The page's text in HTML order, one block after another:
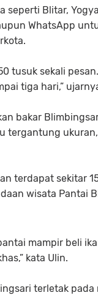
seperti Blitar,
WhatsApp
tusuk sekali
tiga hari,”
bakar
tergantung
terdapat sekitar
wisata Pantai
mampir beli
kata Ulin.
terletak